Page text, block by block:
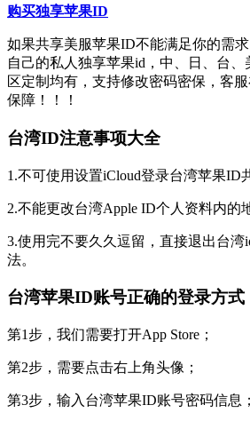
购买独享苹果ID
如果共享美服苹果ID不能满足你的需
自己的私人独享苹果id，中、日、台
区定制均有，支持修改密码密保，客
保障！！！
台湾ID注意事项大全
1.不可使用设置iCloud登录台湾苹果ID
2.不能更改台湾Apple ID个人资料内的
3.使用完不要久久逗留，直接退出台湾
法。
台湾苹果ID账号正确的登录方式
第1步，我们需要打开App Store；
第2步，需要点击右上角头像；
第3步，输入台湾苹果ID账号密码信息；